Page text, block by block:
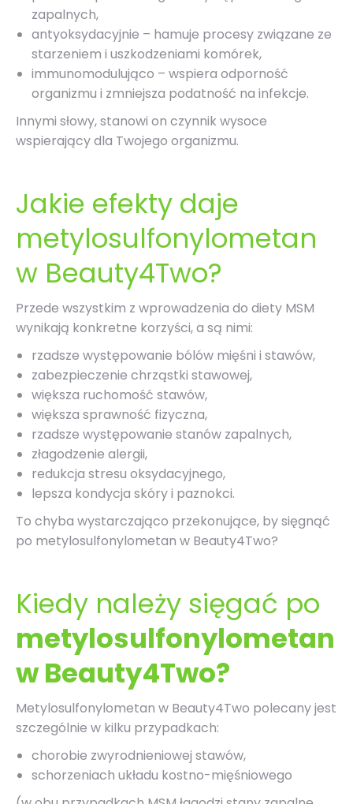
zapalnych,
antyoksydacyjnie – hamuje procesy związane ze
starzeniem i uszkodzeniami komórek,
immunomodulująco – wspiera odporność
organizmu i zmniejsza podatność na infekcje.
Innymi słowy, stanowi on czynnik wysoce
wspierający dla Twojego organizmu.
Jakie efekty daje
metylosulfonylometan
w Beauty4Two?
Przede wszystkim z wprowadzenia do diety MSM
wynikają konkretne korzyści, a są nimi:
rzadsze występowanie bólów mięśni i stawów,
zabezpieczenie chrząstki stawowej,
większa ruchomość stawów,
większa sprawność fizyczna,
rzadsze występowanie stanów zapalnych,
złagodzenie alergii,
redukcja stresu oksydacyjnego,
lepsza kondycja skóry i paznokci.
To chyba wystarczająco przekonujące, by sięgnąć
po metylosulfonylometan w Beauty4Two?
Kiedy należy sięgać po
metylosulfonylometan
w Beauty4Two?
Metylosulfonylometan w Beauty4Two polecany jest
szczególnie w kilku przypadkach:
chorobie zwyrodnieniowej stawów,
schorzeniach układu kostno-mięśniowego